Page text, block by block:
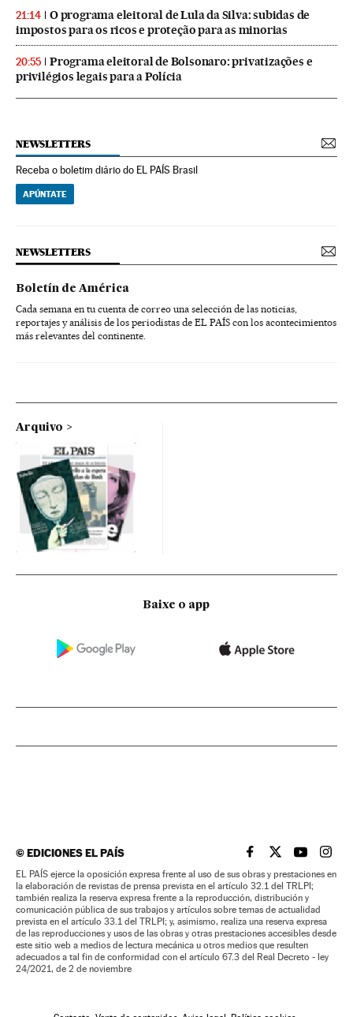
21:14
O programa eleitoral de Lula da Silva: subidas de
impostos para os ricos e proteção para as minorias
20:55
Programa eleitoral de Bolsonaro: privatizações e
privilégios legais para a Polícia
NEWSLETTERS
Receba o boletim diário do EL PAÍS Brasil
APÚNTATE
NEWSLETTERS
Boletín de América
Cada semana en tu cuenta de correo una selección de las noticias,
reportajes y análisis de los periodistas de EL PAÍS con los acontecimientos
más relevantes del continente.
Arquivo
Baixe o app
©EDICIONES EL PAÍS EL PAÍS BRASIL EN
EL PAÍSEL PAÍS
EL
EL PAÍS ejerce la oposición expresa frente al uso de sus obras y prestaciones en
la elaboración de revistas de prensa prevista en el artículo 32.1 del TRLPI;
también realiza la reserva expresa frente a la reproducción, distribución y
comunicación pública de sus trabajos y artículos sobre temas de actualidad
prevista en el artículo 33.1 del TRLPI; y, asimismo, realiza una reserva expresa
de las reproducciones y usos de las obras y otras prestaciones accesibles desde
este sitio web a medios de lectura mecánica u otros medios que resulten
adecuados a tal fin de conformidad con el artículo 67.3 del Real Decreto - ley
24/2021, de 2 de noviembre